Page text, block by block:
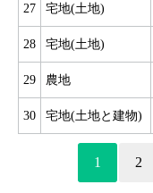
27 宅地(土地)
28 宅地(土地)
29 農地
30 宅地(土地と建物)
1 2